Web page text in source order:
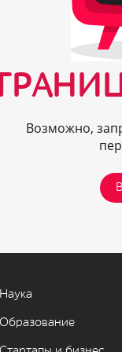
Возможно,
Наука
Образование